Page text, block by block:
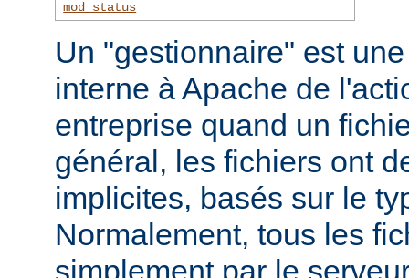
mod_status
Un "gestionnaire" est
interne à Apache de
entreprise quand un
général, les fichiers ont
implicites, basés sur le
Normalement, tous les
simplement par le